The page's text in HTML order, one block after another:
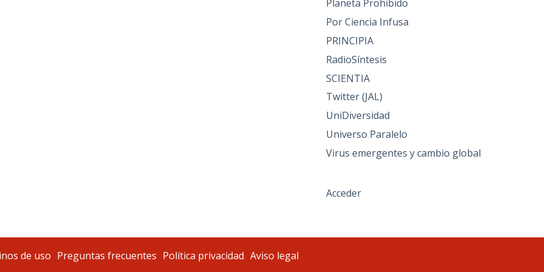
Planeta Prohibido
Por Ciencia Infusa
PRINCIPIA
RadioSíntesis
SCIENTIA
Twitter (JAL)
UniDiversidad
Universo Paralelo
Virus emergentes y cambio global
Acceder
de uso Preguntas frecuentes Política privacidad Aviso legal